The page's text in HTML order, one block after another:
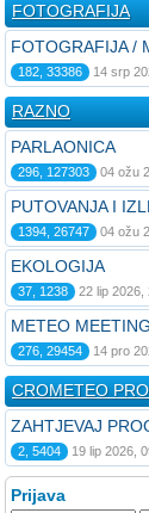
FOTOGRAFIJA
FOTOGRAFIJA /
182, 33386 14 srp
RAZNO
PARLAONICA
296, 127303 04 ožu
PUTOVANJA I
1394, 26747 04 ožu
EKOLOGIJA
37, 1238 22 lip 2026,
METEO
276, 29454 14 pro
CROMETEO
ZAHTJEVAJ
2, 5404 19 lip 2026,
Prijava